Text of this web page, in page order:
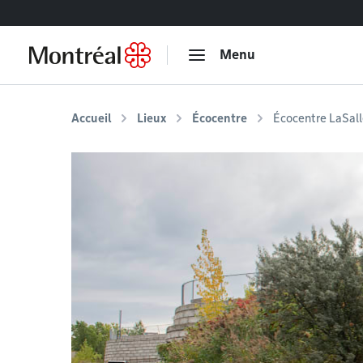
Menu
Accueil Lieux Écocentre Écocentre